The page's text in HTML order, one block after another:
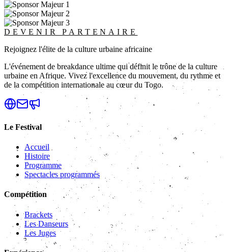
DEVENIR PARTENAIRE
Rejoignez l'élite de la culture urbaine africaine
L'événement de breakdance ultime qui définit le trône de la culture
urbaine en Afrique. Vivez l'excellence du mouvement, du rythme et
de la compétition internationale au cœur du Togo.
Le Festival
Accueil
Histoire
Programme
Spectacles programmés
Compétition
Brackets
Les Danseurs
Les Juges